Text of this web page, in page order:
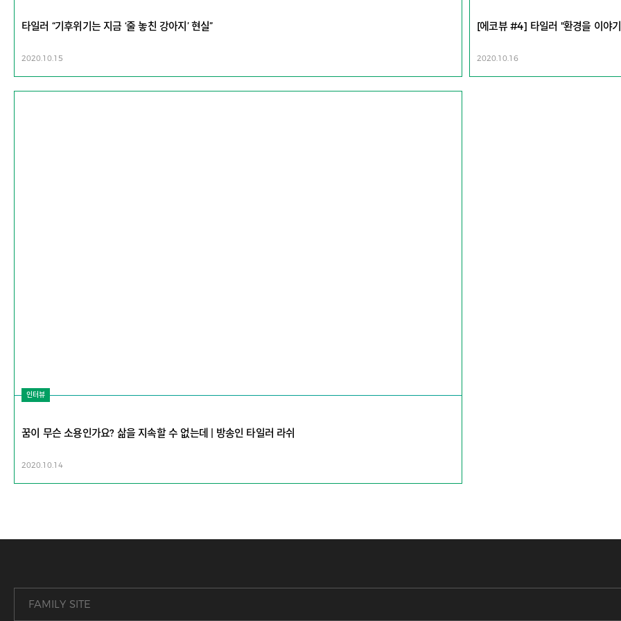
타일러 “기후위기는 지금 ‘줄 놓친 강아지’ 현실”
2020.10.15
[에코뷰 #4] 타일러 "환경을 이야
2020.10.16
인터뷰
꿈이 무슨 소용인가요? 삶을 지속할 수 없는데 | 방송인 타일러 라쉬
2020.10.14